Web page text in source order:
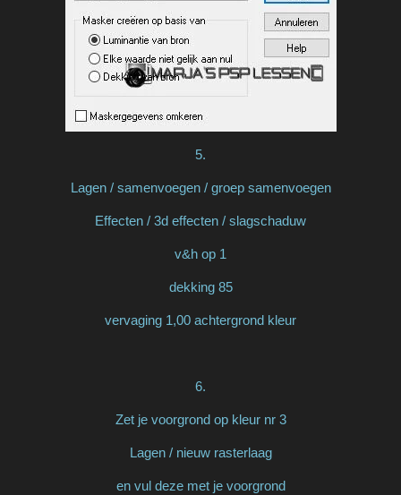
5.
Lagen / samenvoegen / groep samenvoegen
Effecten / 3d effecten / slagschaduw
v&h op 1
dekking 85
vervaging 1,00 achtergrond kleur
6.
Zet je voorgrond op kleur nr 3
Lagen / nieuw rasterlaag
en vul deze met je voorgrond